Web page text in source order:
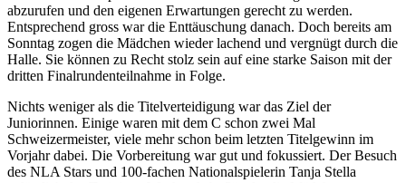
abzurufen und den eigenen Erwartungen gerecht zu werden.
Entsprechend gross war die Enttäuschung danach. Doch bereits am
Sonntag zogen die Mädchen wieder lachend und vergnügt durch die
Halle. Sie können zu Recht stolz sein auf eine starke Saison mit der
dritten Finalrundenteilnahme in Folge.
Nichts weniger als die Titelverteidigung war das Ziel der
Juniorinnen. Einige waren mit dem C schon zwei Mal
Schweizermeister, viele mehr schon beim letzten Titelgewinn im
Vorjahr dabei. Die Vorbereitung war gut und fokussiert. Der Besuch
des NLA Stars und 100-fachen Nationalspielerin Tanja Stella